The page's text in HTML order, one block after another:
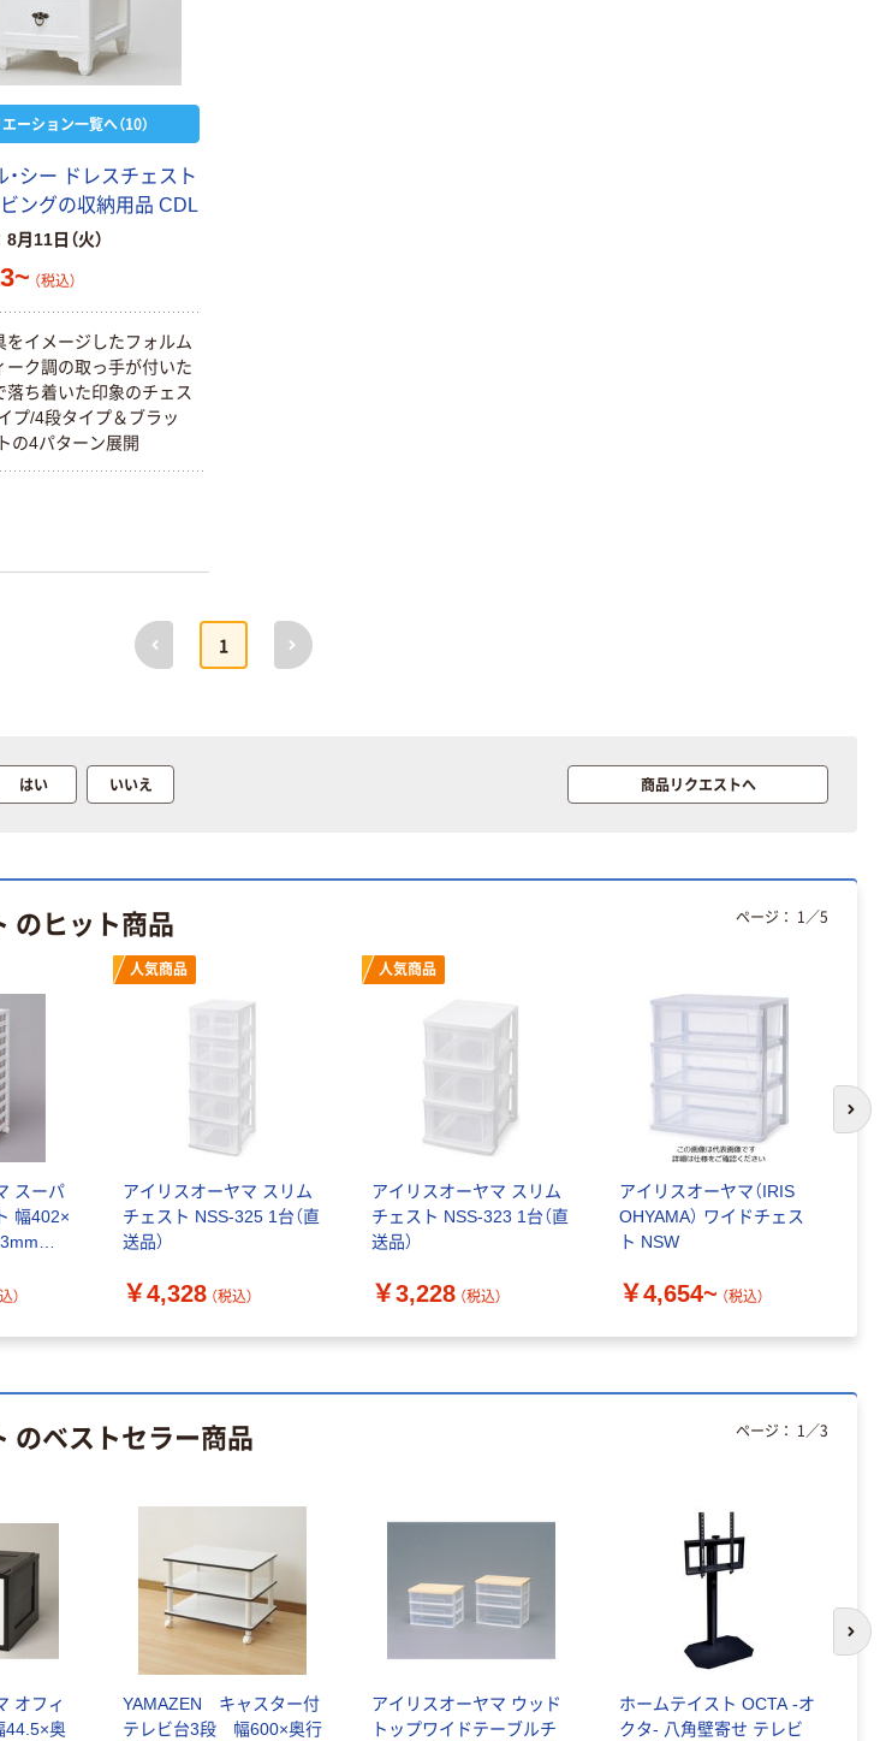
ーション一覧へ（10）
・シー ドレスチェスト
ングの収納用品 CDL
8月11日（火）
（税込）
をイメージしたフォルム
ーク調の取っ手が付いた
落ち着いた印象のチェス
プ/4段タイプ＆ブラッ
の4パターン展開
前へ
1
次へ
はい いいえ 商品リクエストへ
のヒット商品
スーパ
幅402×
）
人気商品
アイリスオーヤマ スリム
チェスト NSS-325 1台（直
送品）
￥4,328 （税込）
人気商品
アイリスオーヤマ スリム
チェスト NSS-323 1台（直
送品）
￥3,228 （税込）
アイリスオーヤマ（IRIS
OHYAMA） ワイドチェス
ト NSW
￥4,654~ （税込）
ページ： 1／5
次
のベストセラー商品
オフィ
44.5×奥
YAMAZEN キャスター付
テレビ台3段 幅600×奥行
アイリスオーヤマ ウッド
トップワイドテーブルチ
ホームテイスト OCTA -オ
クタ- 八角壁寄せ テレビ
ページ： 1 ／3
次
】ア
テー
100
認
（税込）
リ乾
ッ
スク
リジ
ー
A4
ン）
（税込）
オル
ング
￥358~
オリジナル
チックグローブ
ニチバン セロテ
ープ 大巻
￥124~
大塚製薬工場
経口補水液 オー
￥159~
本気プライス
レのおそうじシ
ート 大王製紙
共同企画 トイ
レクリーナー
トイレシート
オリジナル
￥330~
本気プライス
アスクル フラッ
トファイル エコ
製造）
本気プライス
100% 6ロール
証
￥470~ （税込）